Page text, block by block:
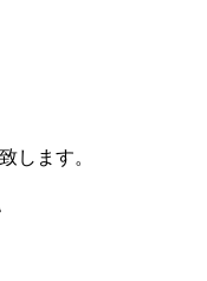
します。